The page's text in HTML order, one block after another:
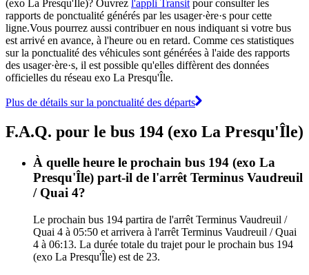
(exo La Presqu'Île)? Ouvrez l'appli Transit pour consulter les
rapports de ponctualité générés par les usager·ère·s pour cette
ligne.Vous pourrez aussi contribuer en nous indiquant si votre bus
est arrivé en avance, à l'heure ou en retard. Comme ces statistiques
sur la ponctualité des véhicules sont générées à l'aide des rapports
des usager·ère·s, il est possible qu'elles diffèrent des données
officielles du réseau exo La Presqu'Île.
Plus de détails sur la ponctualité des départs
F.A.Q. pour le bus 194 (exo La Presqu'Île)
À quelle heure le prochain bus 194 (exo La
Presqu'Île) part-il de l'arrêt Terminus Vaudreuil
/ Quai 4?
Le prochain bus 194 partira de l'arrêt Terminus Vaudreuil /
Quai 4 à 05:50 et arrivera à l'arrêt Terminus Vaudreuil / Quai
4 à 06:13. La durée totale du trajet pour le prochain bus 194
(exo La Presqu'Île) est de 23.